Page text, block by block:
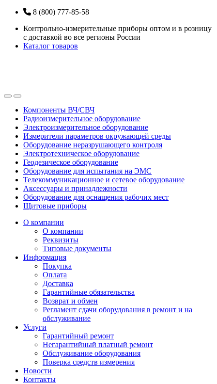
Перейти
навигации
Перейти
содержанию
8 (800) 777-85-58
Контрольно-измерительные приборы оптом и в розницу
с доставкой во все регионы России
Каталог товаров
OpenClose
Компоненты ВЧ/СВЧ
Радиоизмерительное оборудование
Электроизмерительное оборудование
Измерители параметров окружающей среды
Оборудование неразрушающего контроля
Электротехническое оборудование
Геодезическое оборудование
Оборудование для испытания на ЭМС
Телекоммуникационное и сетевое оборудование
Аксессуары и принадлежности
Оборудование для оснащения рабочих мест
Щитовые приборы
О компании
О компании
Реквизиты
Типовые документы
Информация
Покупка
Оплата
Доставка
Гарантийные обязательства
Возврат и обмен
Регламент сдачи оборудования в ремонт и на
обслуживание
Услуги
Гарантийный ремонт
Негарантийный платный ремонт
Обслуживание оборудования
Поверка средств измерения
Новости
Контакты